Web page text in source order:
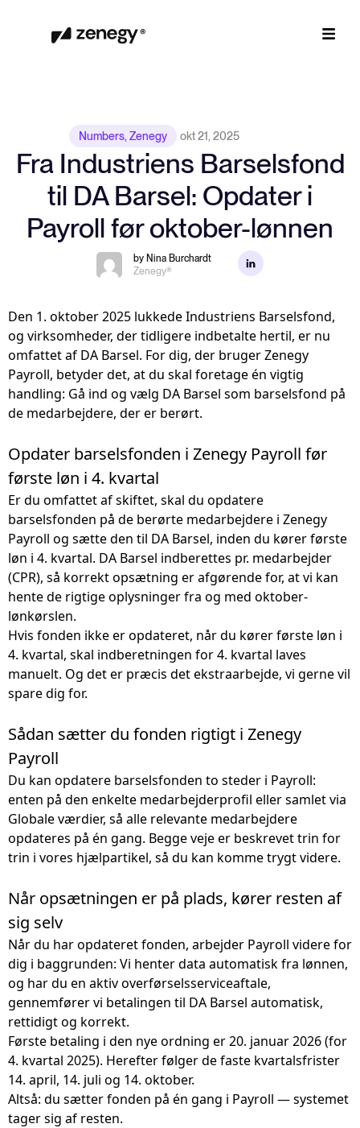
Numbers, Zenegy okt 21, 2025
Fra Industriens Barselsfond
til DA Barsel: Opdater i
Payroll før oktober-lønnen
by Nina Burchardt
Zenegy®
Den 1. oktober 2025 lukkede Industriens Barselsfond,
og virksomheder, der tidligere indbetalte hertil, er nu
omfattet af DA Barsel. For dig, der brugerZenegy
Payroll, betyder det, at du skal foretage én vigtig
handling: Gå ind og vælg DA Barsel som barselsfond på
de medarbejdere, der er berørt.
Opdater barselsfonden i Zenegy Payroll før
første løn i 4. kvartal
Er du omfattet af skiftet, skal du opdatere
barselsfonden på de berørte medarbejdere i Zenegy
Payroll og sætte den til DA Barsel, inden du kører første
løn i 4. kvartal. DA Barsel indberettes pr. medarbejder
(CPR), så korrekt opsætning er afgørende for, at vi kan
hente de rigtige oplysninger fra og med oktober-
lønkørslen.
Hvis fonden ikke er opdateret, når du kører første løn i
4. kvartal, skal indberetningen for 4. kvartal laves
manuelt. Og det er præcis det ekstraarbejde, vi gerne vil
spare dig for.
Sådan sætter du fonden rigtigt i Zenegy
Payroll
Du kan opdatere barselsfonden to steder i Payroll:
enten på den enkelte medarbejderprofil eller samlet via
Globale værdier, så alle relevante medarbejdere
opdateres på én gang. Begge veje er beskrevet trin for
trin i vores hjælpartikel, så du kan komme trygt videre.
Når opsætningen er på plads, kører resten af
sig selv
Når du har opdateret fonden, arbejder Payroll videre for
dig i baggrunden: Vi henter data automatisk fra lønnen,
og har du en aktiv overførselsserviceaftale,
gennemfører vi betalingen til DA Barsel automatisk,
rettidigt og korrekt.
Første betaling i den nye ordning er 20. januar 2026 (for
4. kvartal 2025). Herefter følger de faste kvartalsfrister
14. april, 14. juli og 14. oktober.
Altså: du sætter fonden på én gang i Payroll — systemet
tager sig af resten.